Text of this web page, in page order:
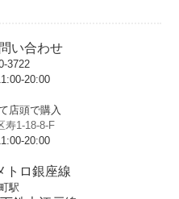
い合わせ
3722
20:00
店頭で購入
寿1-18-8-F
20:00
トロ銀座線
駅